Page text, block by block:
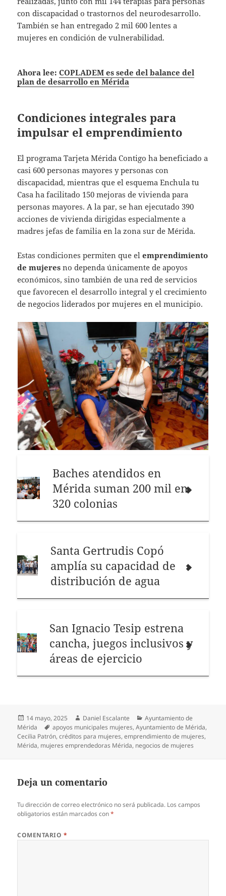
con discapacidad o trastornos del neurodesarrollo.
También se han entregado 2 mil 600 lentes a
mujeres en condición de vulnerabilidad.
Ahora lee:COPLADEM es sede del balance del
plan de desarrollo en Mérida
Condiciones integrales para
impulsar el emprendimiento
El programa Tarjeta Mérida Contigo ha beneficiado a
casi 600 personas mayores y personas con
discapacidad, mientras que el esquema Enchula tu
Casa ha facilitado 150 mejoras de vivienda para
personas mayores. A la par, se han ejecutado 390
acciones de vivienda dirigidas especialmente a
madres jefas de familia en la zona sur de Mérida.
Estas condiciones permiten que elemprendimiento
de mujeres no dependa únicamente de apoyos
económicos, sino también de una red de servicios
que favorecen el desarrollo integral y el crecimiento
de negocios liderados por mujeres en el municipio.
Baches atendidos en
Mérida suman 200 mil en
320 colonias
Santa Gertrudis Copó
amplía su capacidad de
distribución de agua
San Ignacio Tesip estrena
cancha, juegos inclusivos y
áreas de ejercicio
Publicado
el
14 mayo, 2025 Autor
Daniel Escalante Categorías
Ayuntamiento de
Mérida
Etiquetas
apoyos municipales mujeres,Ayuntamiento de Mérida,
Cecilia Patrón,créditos para mujeres,emprendimiento de mujeres,
Mérida, mujeres emprendedoras Mérida, negocios de mujeres
Deja un comentario
Tu dirección de correo electrónico no será publicada. Los campos
obligatorios están marcados con*
COMENTARIO *